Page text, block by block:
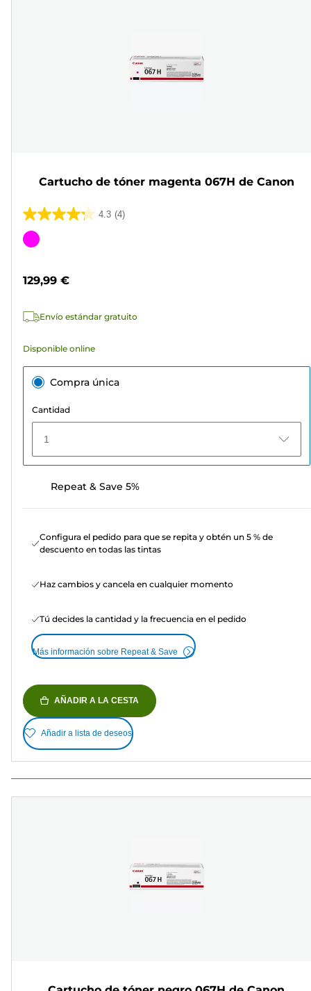
Cartucho de tóner magenta 067H de Canon
4.3 (4)
4.3
de
4
Cartucho
129,99 €
Envío estándar gratuito
Disponible online
Compra única
Cantidad
1
Repeat & Save 5%
Configura el pedido para que se repita y obtén un 5 % de
descuento en todas las tintas
Haz cambios y cancela en cualquier momento
Tú decides la cantidad y la frecuencia en el pedido
Más información sobre Repeat & Save
AÑADIR A LA CESTA
Añadir a lista de deseos